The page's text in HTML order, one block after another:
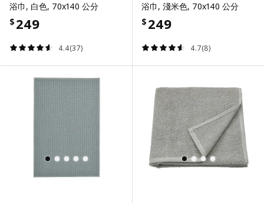
浴巾, 白色, 70x140 公分
$ 249
4.4(37)
浴巾, 淺米色, 70x140 公分
$ 249
4.7(8)